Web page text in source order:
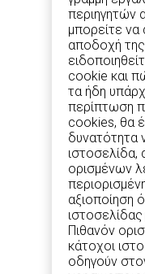
περιηγητών
μπορείτε
αποδοχή
cookie και
τα ήδη
περίπτωση
cookies, θα
δυνατότητα
ιστοσελίδα,
ορισμένων
αξιοποίηση
Πιθανόν
κάτοχοι
οδηγούν